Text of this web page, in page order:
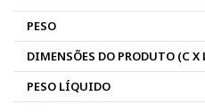
PESO
DIMENSÕES DO PRODUTO (C X
PESO LÍQUIDO